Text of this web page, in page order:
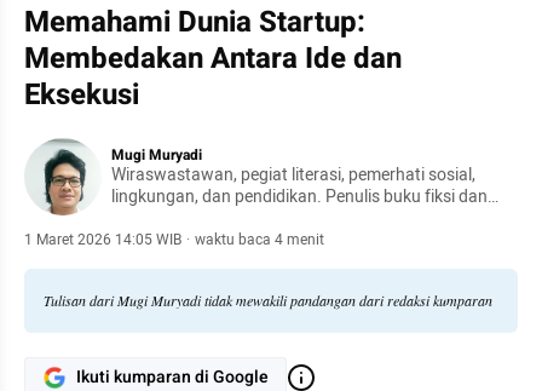
Memahami Dunia Startup:
Membedakan Antara Ide dan
Eksekusi
Mugi Muryadi
Wiraswastawan, pegiat literasi, pemerhati sosial,
lingkungan, dan pendidikan. Penulis buku fiksi dan
1 Maret 2026 14:05 WIB · waktu baca 4 menit
Tulisan dari Mugi Muryadi tidak mewakili pandangan dari redaksi kumparan
Ikuti kumparan di Google